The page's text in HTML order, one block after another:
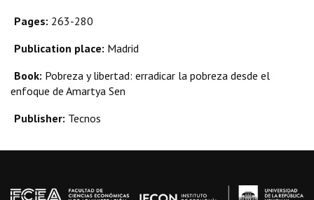
Pages: 263-280
Publication place: Madrid
Book: Pobreza y libertad: erradicar la pobreza desde el
enfoque de Amartya Sen
Publisher: Tecnos